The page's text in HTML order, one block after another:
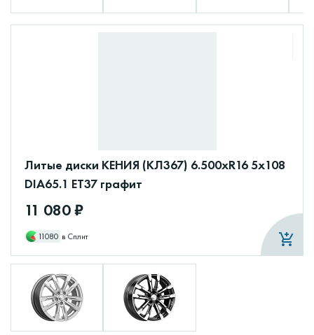
Литые диски КЕНИЯ (КЛ367) 6.500xR16 5x108
DIA65.1 ET37 графит
11 080 ₽
11080 в Сплит